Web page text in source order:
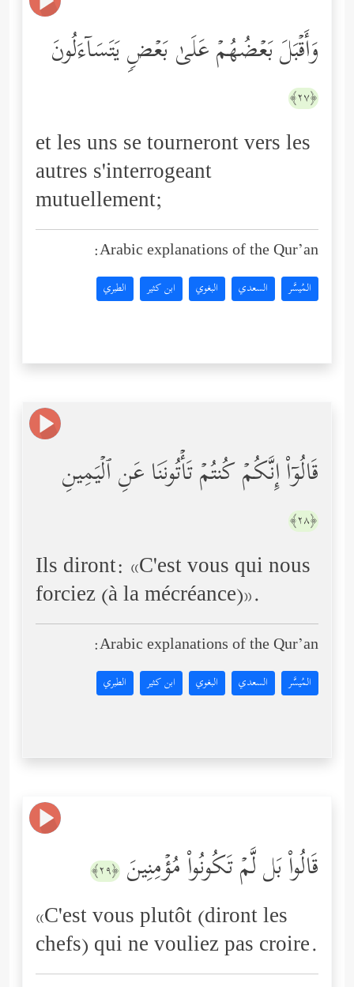
وَأَقۡبَلَ بَعۡضُهُمۡ عَلَىٰ بَعۡضࣲ یَتَسَاۤءَلُونَ
﴿٢٧﴾
et les uns se tourneront vers les
autres s'interrogeant
mutuellement;
Arabic explanations of the Qur’an:
المُيسَّر السعدي البغوي ابن كثير الطبري
قَالُوۤاْ إِنَّكُمۡ كُنتُمۡ تَأۡتُونَنَا عَنِ ٱلۡیَمِینِ
﴿٢٨﴾
Ils diront: «C'est vous qui nous
forciez (à la mécréance)».
Arabic explanations of the Qur’an:
المُيسَّر السعدي البغوي ابن كثير الطبري
قَالُواْ بَل لَّمۡ تَكُونُواْ مُؤۡمِنِینَ ﴿٢٩﴾
«C'est vous plutôt (diront les
chefs) qui ne vouliez pas croire.